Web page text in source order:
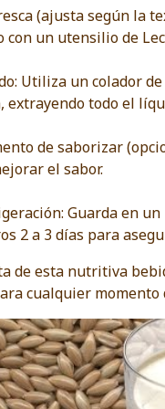
(ajusta según la
con un utensilio de
Utiliza un colador
extrayendo todo el
de saborizar
el sabor.
Guarda en
2 a 3 días para
de esta nutritiva
cualquier momento